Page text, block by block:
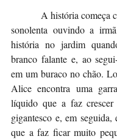
A história começa
sonolenta ouvindo a
história no jardim
branco falante e, ao
em um buraco no chão.
Alice encontra uma
líquido que a faz crescer
gigantesco e, em
que a faz ficar muito